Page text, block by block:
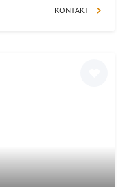
KONTAKT